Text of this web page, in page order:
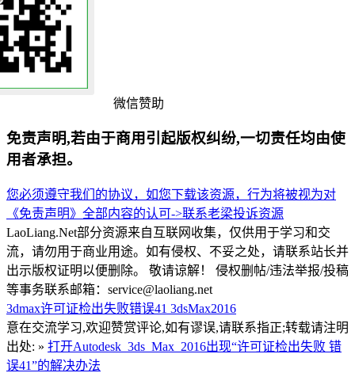
微信赞助
免责声明,若由于商用引起版权纠纷,一切责任均由使
用者承担。
您必须遵守我们的协议，如您下载该资源，行为将被视为对
《免责声明》全部内容的认可->联系老梁投诉资源
LaoLiang.Net部分资源来自互联网收集，仅供用于学习和交
流，请勿用于商业用途。如有侵权、不妥之处，请联系站长并
出示版权证明以便删除。 敬请谅解！ 侵权删帖/违法举报/投稿
等事务联系邮箱：service@laoliang.net
3dmax许可证检出失败错误41 3dsMax2016
意在交流学习,欢迎赞赏评论,如有谬误,请联系指正;转载请注明
出处: » 打开Autodesk_3ds_Max_2016出现“许可证检出失败 错
误41”的解决办法